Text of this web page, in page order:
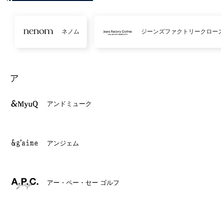
ネノム ジーンズファクトリークロー
ア
アンドミューク
アンジェム
アー・ペー・セー ゴルフ